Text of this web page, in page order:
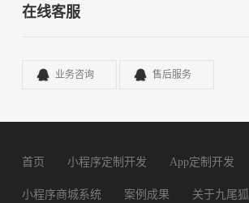
在线客服
业务咨询 售后服务
首页 小程序定制开发 App定制开发
小程序商城系统 案例成果 关于九尾狐